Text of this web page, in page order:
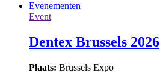
Evenementen
Event
Dentex Brussels 2026
Plaats: Brussels Expo